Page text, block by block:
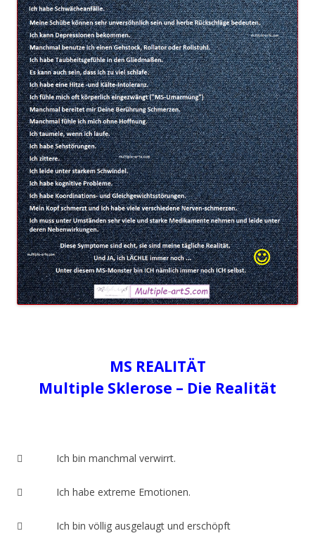
MS REALITÄT
Multiple Sklerose – Die Realität
 Ich bin manchmal verwirrt.
 Ich habe extreme Emotionen.
 Ich bin völlig ausgelaugt und erschöpft